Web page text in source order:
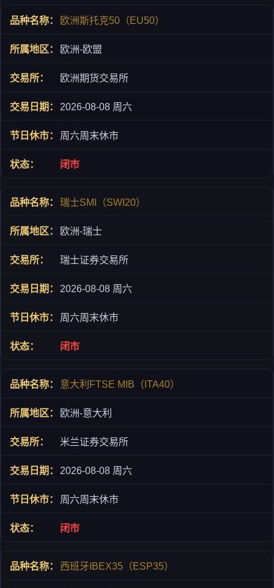
欧洲斯托克50（EU50）
欧洲-欧盟
欧洲期货交易所
2026-08-08 周六
周六周末休市
闭市
瑞士SMI（SWI20）
欧洲-瑞士
瑞士证券交易所
2026-08-08 周六
周六周末休市
闭市
意大利FTSE MIB（ITA40）
欧洲-意大利
米兰证券交易所
2026-08-08 周六
周六周末休市
闭市
西班牙IBEX35（ESP35）